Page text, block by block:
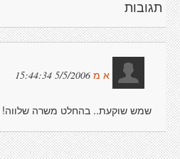
תגובות
א מ 5/5/2006 15:44:34
שמש שוקעת.. בהחלט משרה